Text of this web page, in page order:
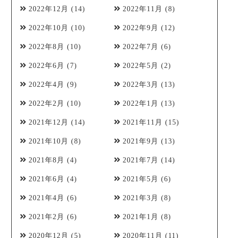
2022年12月 (14) 2022年11月 (8)
2022年10月 (10) 2022年9月 (12)
2022年8月 (10) 2022年7月 (6)
2022年6月 (7) 2022年5月 (2)
2022年4月 (9) 2022年3月 (13)
2022年2月 (10) 2022年1月 (13)
2021年12月 (14) 2021年11月 (15)
2021年10月 (8) 2021年9月 (13)
2021年8月 (4) 2021年7月 (14)
2021年6月 (4) 2021年5月 (6)
2021年4月 (6) 2021年3月 (8)
2021年2月 (6) 2021年1月 (8)
2020年12月 (5) 2020年11月 (11)